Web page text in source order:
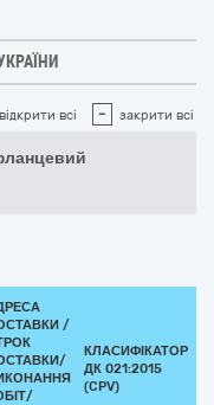
відкрити всі - закрити всі
/
КЛАСИФІКАТОР
ДК 021:2015
(CPV)